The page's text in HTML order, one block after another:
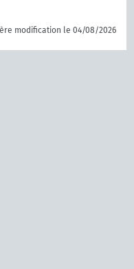
modification le 04/08/2026